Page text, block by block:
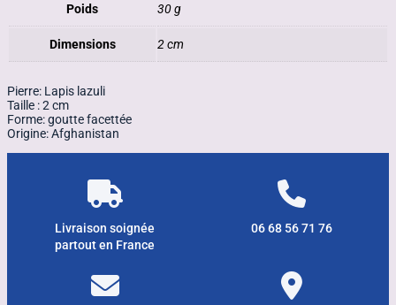
Poids 30 g
Dimensions 2 cm
Pierre: Lapis lazuli
Taille : 2 cm
Forme: goutte facettée
Origine: Afghanistan
Livraison soignée
partout en France
06 68 56 71 76